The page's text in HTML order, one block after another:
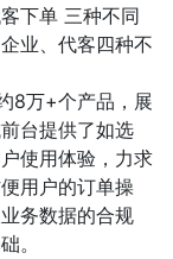
下单 三种不同
业、代客四种不
8万+个产品，展
台提供了如选
使用体验，力求
用户的订单操
务数据的合规
。